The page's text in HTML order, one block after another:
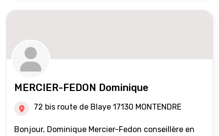
MERCIER-FEDON Dominique
72 bis route de Blaye 17130 MONTENDRE
Bonjour, Dominique Mercier-Fedon conseillère en